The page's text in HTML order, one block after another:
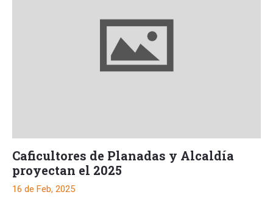
Caficultores de Planadas y Alcaldía
proyectan el 2025
16 de Feb, 2025